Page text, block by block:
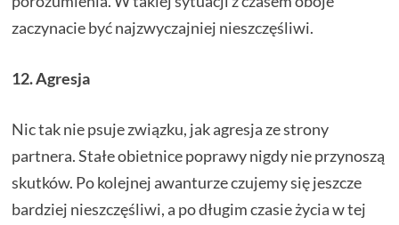
zaczynacie być najzwyczajniej nieszczęśliwi.
12. Agresja
Nic tak nie psuje związku, jak agresja ze strony
partnera. Stałe obietnice poprawy nigdy nie przynoszą
skutków. Po kolejnej awanturze czujemy się jeszcze
bardziej nieszczęśliwi, a po długim czasie życia w tej